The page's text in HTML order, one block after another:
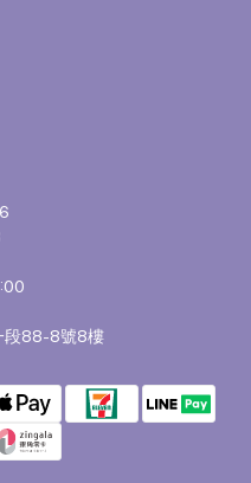
段88-8號8樓